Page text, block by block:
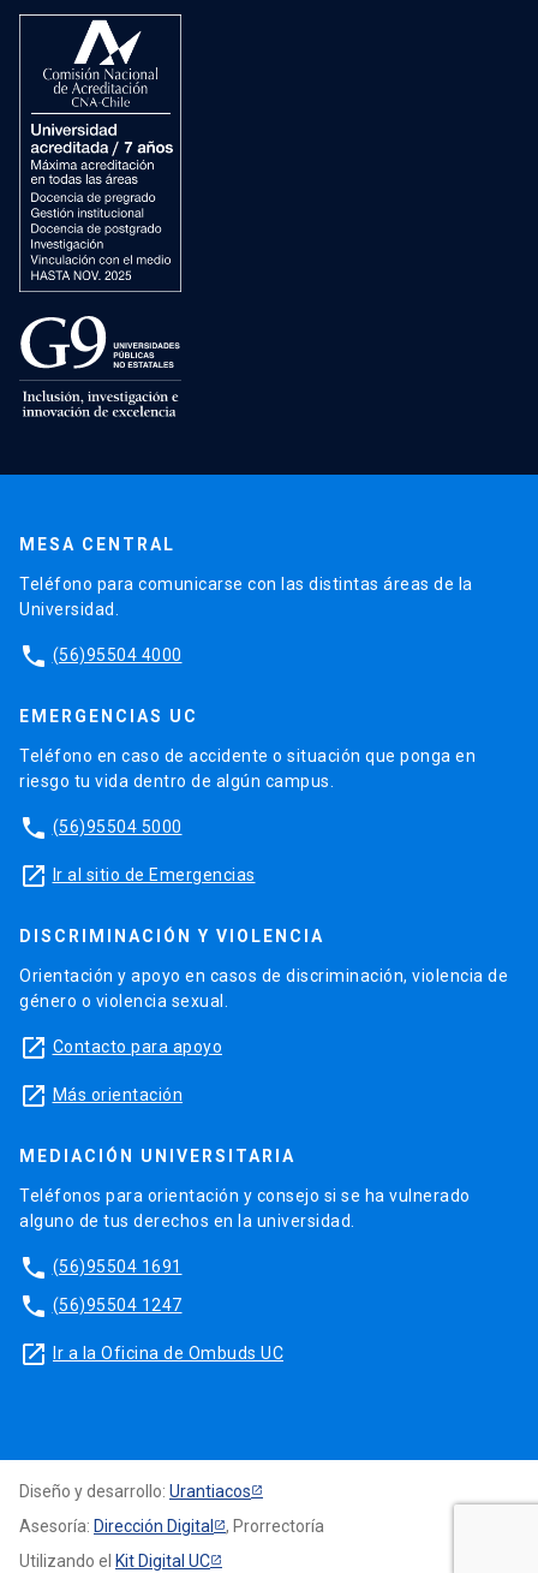
MESA CENTRAL
Teléfono para comunicarse con las distintas áreas de la
Universidad.
phone (56)95504 4000
EMERGENCIAS UC
Teléfono en caso de accidente o situación que ponga en
riesgo tu vida dentro de algún campus.
phone (56)95504 5000
launch Ir al sitio de Emergencias
DISCRIMINACIÓN Y VIOLENCIA
Orientación y apoyo en casos de discriminación, violencia de
género o violencia sexual.
launch Contacto para apoyo
launch Más orientación
MEDIACIÓN UNIVERSITARIA
Teléfonos para orientación y consejo si se ha vulnerado
alguno de tus derechos en la universidad.
phone (56)95504 1691
phone (56)95504 1247
launch Ir a la Oficina de Ombuds UC
Diseño y desarrollo: Urantiacos
Asesoría: Dirección Digital
, Prorrectoría
Utilizando el Kit Digital UC